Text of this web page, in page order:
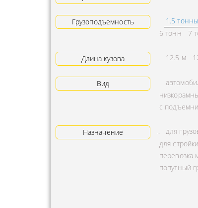
АРЕНДА ТРАКТОРА
УСЛУГИ АВТОКРАНА
АВИАПЕРЕВОЗКА
ГРУЗОПЕРЕВОЗКИ
ПЕРЕВОЗКИ
Грузоподъемность 1.5 тонны
6 тонн
7
Длина кузова 12.5 м
Вид
с
Назначение для
для стройки
перевозка
попутный